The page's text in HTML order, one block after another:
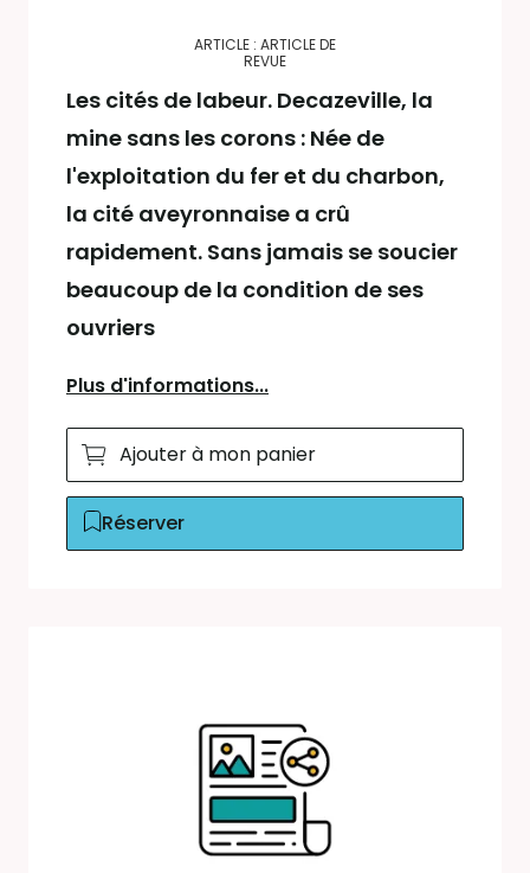
ARTICLE : ARTICLE DE
REVUE
Les cités de labeur. Decazeville, la
mine sans les corons : Née de
l'exploitation du fer et du charbon,
la cité aveyronnaise a crû
rapidement. Sans jamais se soucier
beaucoup de la condition de ses
ouvriers
Plus d'informations...
Ajouter à mon panier
Réserver